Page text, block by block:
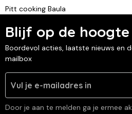
Pitt cooking Baula
Blijf op de hoogte
Boordevol acties, laatste nieuws en
mailbox
Door je aan te melden ga je ermee